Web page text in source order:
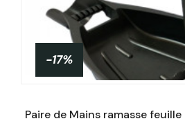
-17%
Paire de Mains ramasse